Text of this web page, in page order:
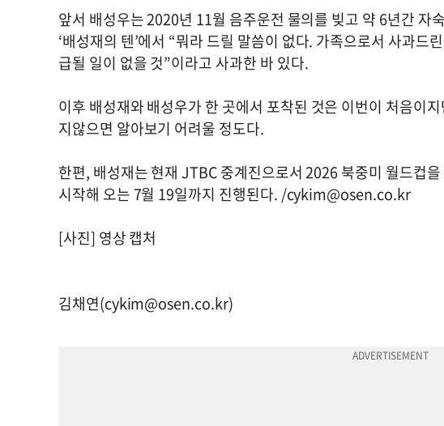
앞서 배성우는 2020년 11월 음주운전 물의를 빚고 약 6년간 자
‘배성재의 텐’에서 “뭐라 드릴 말씀이 없다. 가족으로서 사과드
급될 일이 없을 것”이라고 사과한 바 있다.
이후 배성재와 배성우가 한 곳에서 포착된 것은 이번이 처음이
지않으면 알아보기 어려울 정도다.
한편, 배성재는 현재 JTBC 중계진으로서 2026 북중미 월드컵
시작해 오는 7월 19일까지 진행된다. /cykim@osen.co.kr
[사진] 영상 캡처
김채연(cykim@osen.co.kr)